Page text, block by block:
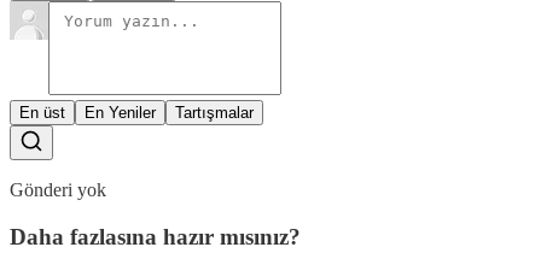
En üst En Yeniler Tartışmalar
Gönderi yok
Daha fazlasına hazır mısınız?